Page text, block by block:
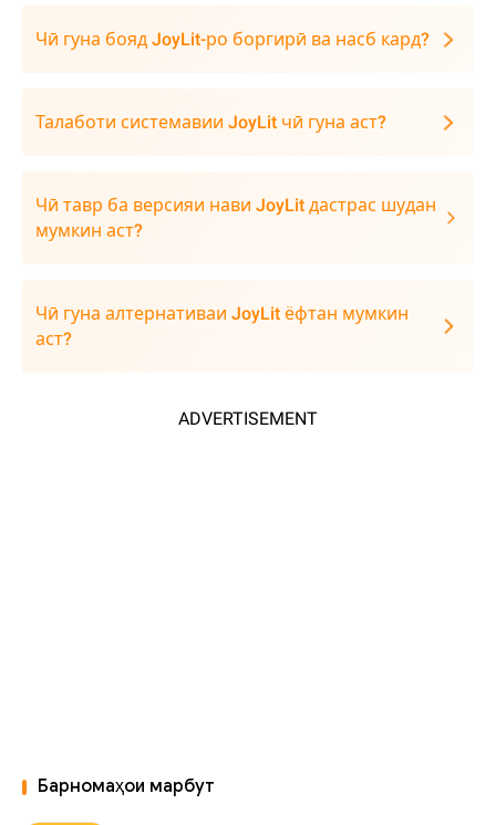
Чӣ гуна бояд JoyLit-ро боргирӣ ва насб кард?
Талаботи системавии JoyLit чӣ гуна аст?
Чӣ тавр ба версияи нави JoyLit дастрас шудан
мумкин аст?
Чӣ гуна алтернативаи JoyLit ёфтан мумкин
аст?
ADVERTISEMENT
Барномаҳои марбут